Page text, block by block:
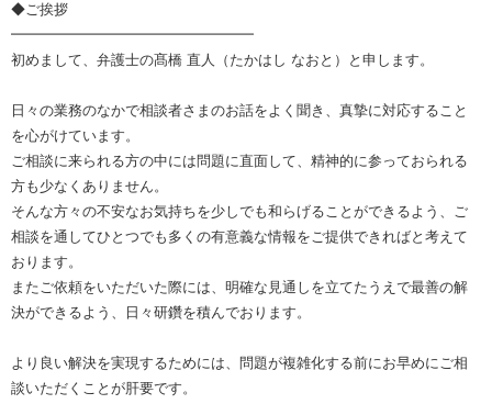
◆ご挨拶
━━━━━━━━━━━━━━━━━
初めまして、弁護士の髙橋 直人（たかはし なおと）と申します。
日々の業務のなかで相談者さまのお話をよく聞き、真摯に対応すること
を心がけています。
ご相談に来られる方の中には問題に直面して、精神的に参っておられる
方も少なくありません。
そんな方々の不安なお気持ちを少しでも和らげることができるよう、ご
相談を通してひとつでも多くの有意義な情報をご提供できればと考えて
おります。
またご依頼をいただいた際には、明確な見通しを立てたうえで最善の解
決ができるよう、日々研鑽を積んでおります。
より良い解決を実現するためには、問題が複雑化する前にお早めにご相
談いただくことが肝要です。